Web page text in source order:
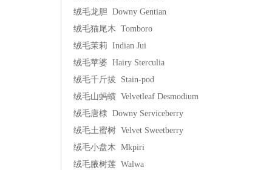
绒毛龙胆 Downy Gentian
绒毛猫尾木 Tomboro
绒毛茉莉 Indian Jui
绒毛苹婆 Hairy Sterculia
绒毛千斤拔 Stain-pod
绒毛山蚂蟥 Velvetleaf Desmodium
绒毛唐棣 Downy Serviceberry
绒毛土蜜树 Velvet Sweetberry
绒毛小盘木 Mkpiri
绒毛腋树莲 Walwa